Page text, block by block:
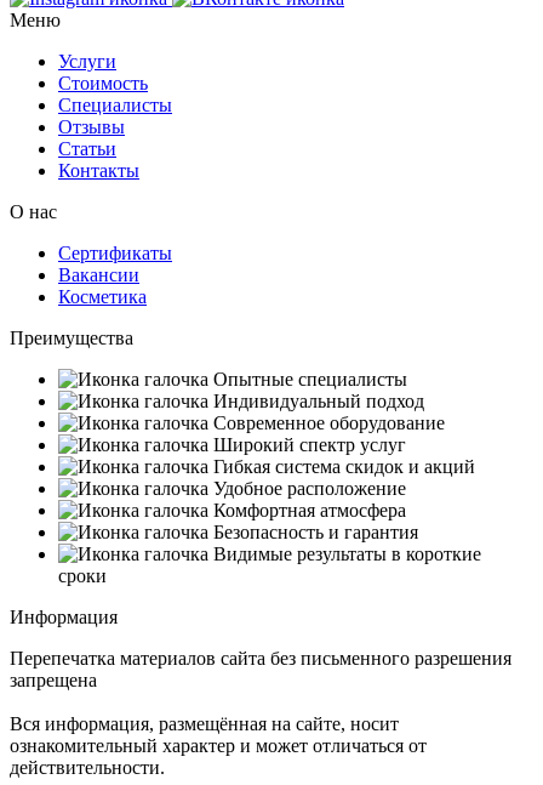
Меню
Услуги
Стоимость
Специалисты
Отзывы
Статьи
Контакты
О нас
Сертификаты
Вакансии
Косметика
Преимущества
Опытные специалисты
Индивидуальный подход
Современное оборудование
Широкий спектр услуг
Гибкая система скидок и акций
Удобное расположение
Комфортная атмосфера
Безопасность и гарантия
Видимые результаты в короткие
сроки
Информация
Перепечатка материалов сайта без письменного разрешения
запрещена
Вся информация, размещённая на сайте, носит
ознакомительный характер и может отличаться от
действительности.